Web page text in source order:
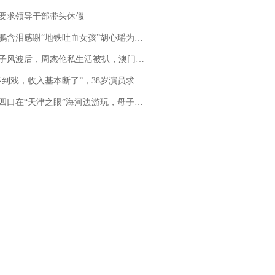
求领导干部带头休假
吐血女孩”胡心瑶为嫣然天使捐99999元：这份捐赠太沉重，尊重其捐赠意愿，个人向胡心瑶和她的病友之家各捐赠99999元
后，周杰伦私生活被扒，澳门输10亿传闻早已经水落石出
入基本断了”，38岁演员求职景区NPC：工作量断崖式下跌，留给我试错的时间不多了
在“天津之眼”海河边游玩，母子俩不幸溺亡